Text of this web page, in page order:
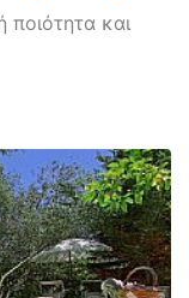
ποιότητα και